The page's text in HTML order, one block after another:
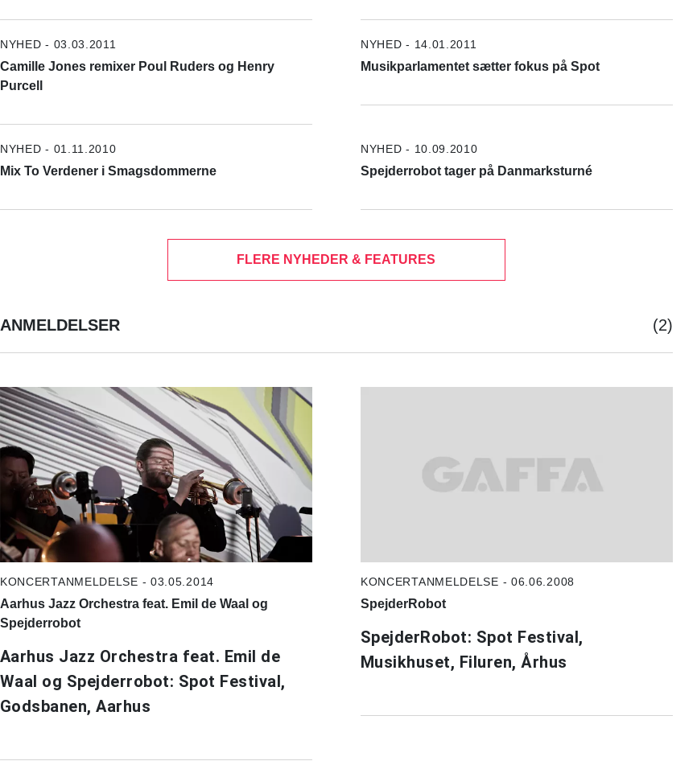
NYHED - 03.03.2011
Camille Jones remixer Poul Ruders og Henry
Purcell
NYHED - 14.01.2011
Musikparlamentet sætter fokus på Spot
NYHED - 01.11.2010
Mix To Verdener i Smagsdommerne
NYHED - 10.09.2010
Spejderrobot tager på Danmarksturné
FLERE NYHEDER & FEATURES
ANMELDELSER (2)
KONCERTANMELDELSE - 03.05.2014
Aarhus Jazz Orchestra feat. Emil de Waal og
Spejderrobot
Aarhus Jazz Orchestra feat. Emil de
Waal og Spejderrobot: Spot Festival,
Godsbanen, Aarhus
KONCERTANMELDELSE - 06.06.2008
SpejderRobot
SpejderRobot: Spot Festival,
Musikhuset, Filuren, Århus